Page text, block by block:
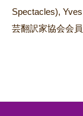
Spectacles),
芸翻訳家協会会員